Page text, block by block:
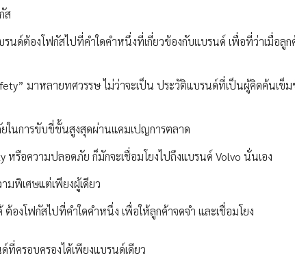
ส
นด์ต้องโฟกัสไปที่คำใดคำหนึ่งที่เกี่ยวข้องกับแบรนด์ เพื่อที่ว่าเมื่อลู
มาหลายทศวรรษ ไม่ว่าจะเป็น ประวัติแบรนด์ที่เป็นผู้คิดค้นเข็
ในการขับขี่ขั้นสูงสุดผ่านแคมเปญการตลาด
รือความปลอดภัย ก็มักจะเชื่อมโยงไปถึงแบรนด์ Volvo นั่นเอง
มพิเศษแต่เพียงผู้เดียว
องโฟกัสไปที่คำใดคำหนึ่ง เพื่อให้ลูกค้าจดจำ และเชื่อมโยง
ครอบครองได้เพียงแบรนด์เดียว